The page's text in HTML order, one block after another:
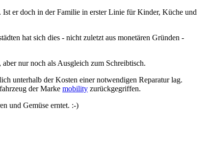
er doch in der Familie in erster Linie für Kinder, Küche und
hat sich dies - nicht zuletzt aus monetären Gründen -
nur noch als Ausgleich zum Schreibtisch.
unterhalb der Kosten einer notwendigen Reparatur lag.
der Marke mobility zurückgegriffen.
und Gemüse erntet. :-)